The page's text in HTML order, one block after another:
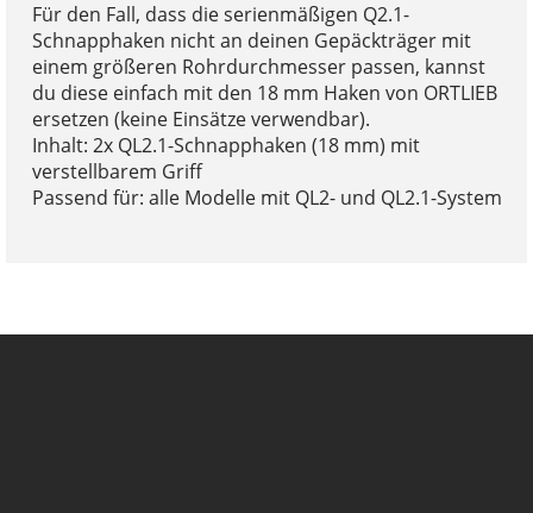
Für den Fall, dass die serienmäßigen Q2.1-
Schnapphaken nicht an deinen Gepäckträger mit
einem größeren Rohrdurchmesser passen, kannst
du diese einfach mit den 18 mm Haken von ORTLIEB
ersetzen (keine Einsätze verwendbar).
Inhalt: 2x QL2.1-Schnapphaken (18 mm) mit
verstellbarem Griff
Passend für: alle Modelle mit QL2- und QL2.1-System